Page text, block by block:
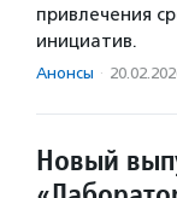
привлечения
инициатив.
Анонсы ·
Новый